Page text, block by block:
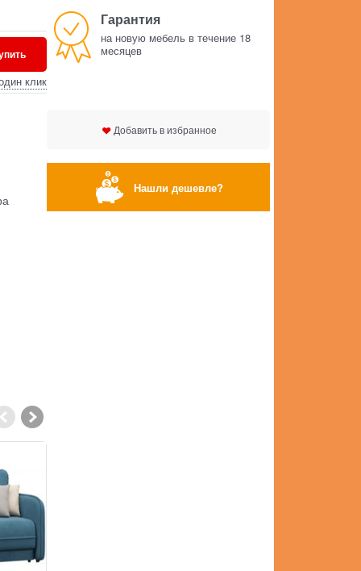
клик
Гарантия
на новую мебель в течение 18
месяцев
Добавить в избранное
Нашли дешевле?